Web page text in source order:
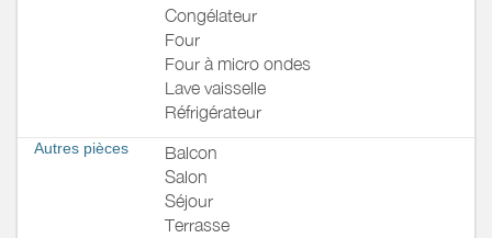
Congélateur
Four
Four à micro ondes
Lave vaisselle
Réfrigérateur
Autres pièces
Balcon
Salon
Séjour
Terrasse